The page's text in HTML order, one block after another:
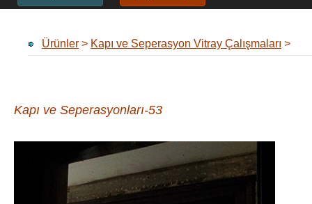
Ürünler > Kapı ve Seperasyon Vitray Çalışmaları >
Kapı ve Seperasyonları-53